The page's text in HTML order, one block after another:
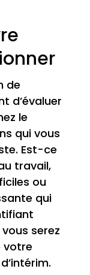
de
d’évaluer
le
qui vous
Est-ce
travail,
ou
qui
serez
votre